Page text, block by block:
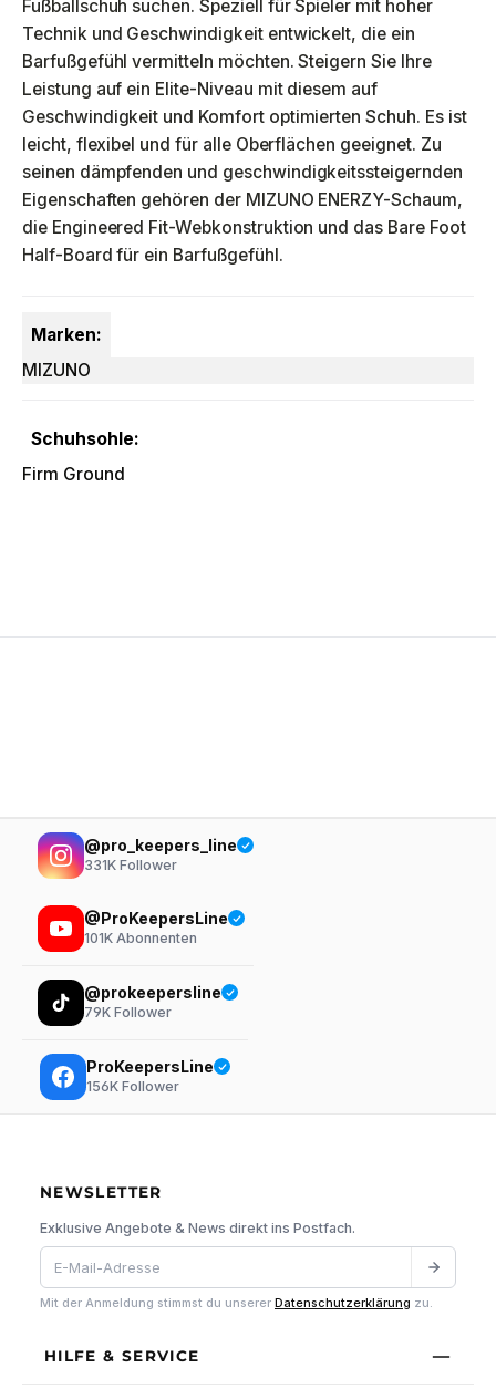
Fußballschuh suchen. Speziell für Spieler mit hoher
Technik und Geschwindigkeit entwickelt, die ein
Barfußgefühl vermitteln möchten. Steigern Sie Ihre
Leistung auf ein Elite-Niveau mit diesem auf
Geschwindigkeit und Komfort optimierten Schuh. Es ist
leicht, flexibel und für alle Oberflächen geeignet. Zu
seinen dämpfenden und geschwindigkeitssteigernden
Eigenschaften gehören der MIZUNO ENERZY-Schaum,
die Engineered Fit-Webkonstruktion und das Bare Foot
Half-Board für ein Barfußgefühl.
Marken:
MIZUNO
Schuhsohle:
Firm Ground
@pro_keepers_line
331K Follower
@ProKeepersLine
101K Abonnenten
@prokeepersline
79K Follower
ProKeepersLine
156K Follower
NEWSLETTER
Exklusive Angebote & News direkt ins Postfach.
Mit der Anmeldung stimmst du unserer Datenschutzerklärung zu.
HILFE & SERVICE